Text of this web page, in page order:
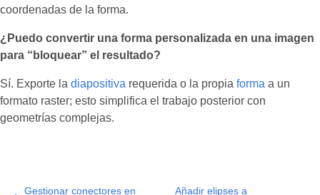
coordenadas de la forma.
¿Puedo convertir una forma personalizada en una imagen
para “bloquear” el resultado?
Sí. Exporte la diapositiva requerida o la propia forma a un
formato raster; esto simplifica el trabajo posterior con
geometrías complejas.
Gestionar conectores en
Añadir elipses a